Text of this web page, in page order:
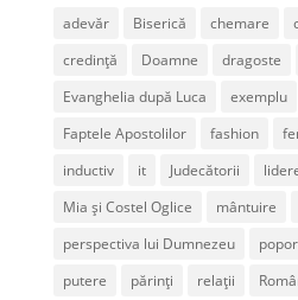
adevăr Biserică chemare
credință
Doamne dragoste
Evanghelia după Luca
exemplu
Faptele Apostolilor
fashion
inductiv
it Judecătorii
Mia și Costel Oglice
mântuire
perspectiva lui Dumnezeu
putere
părinți relații